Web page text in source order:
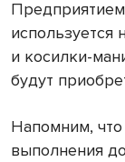
Предприятием
используется
и косилки-
будут
Напомним,
выполнения